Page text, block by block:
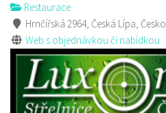
Restaurace
Hrnčířská 2964, Česká Lípa, Česko
Web s objednávkou či nabídkou